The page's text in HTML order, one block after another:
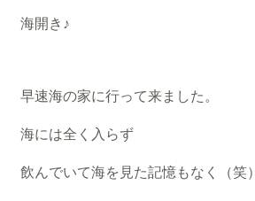
海開き♪
早速海の家に行って来ました。
海には全く入らず
飲んでいて海を見た記憶もなく（笑）